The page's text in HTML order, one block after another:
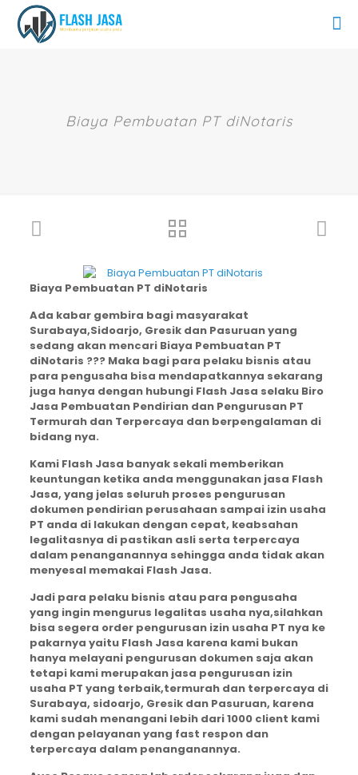
Biaya Pembuatan PT diNotaris
Biaya Pembuatan PT diNotaris
Ada kabar gembira bagi masyarakat
Surabaya,Sidoarjo, Gresik dan Pasuruan yang
sedang akan mencari Biaya Pembuatan PT
diNotaris ??? Maka bagi para pelaku bisnis atau
para pengusaha bisa mendapatkannya sekarang
juga hanya dengan hubungi Flash Jasa selaku Biro
Jasa Pembuatan Pendirian dan Pengurusan PT
Termurah dan Terpercaya dan berpengalaman di
bidang nya.
Kami Flash Jasa banyak sekali memberikan
keuntungan ketika anda menggunakan jasa Flash
Jasa, yang jelas seluruh proses pengurusan
dokumen pendirian perusahaan sampai izin usaha
PT anda di lakukan dengan cepat, keabsahan
legalitasnya di pastikan asli serta terpercaya
dalam penanganannya sehingga anda tidak akan
menyesal memakai Flash Jasa.
Jadi para pelaku bisnis atau para pengusaha
yang ingin mengurus legalitas usaha nya,silahkan
bisa segera order pengurusan izin usaha PT nya ke
pakarnya yaitu Flash Jasa karena kami bukan
hanya melayani pengurusan dokumen saja akan
tetapi kami merupakan jasa pengurusan izin
usaha PT yang terbaik,termurah dan terpercaya di
Surabaya, sidoarjo, Gresik dan Pasuruan, karena
kami sudah menangani lebih dari 1000 client kami
dengan pelayanan yang fast respon dan
terpercaya dalam penanganannya.